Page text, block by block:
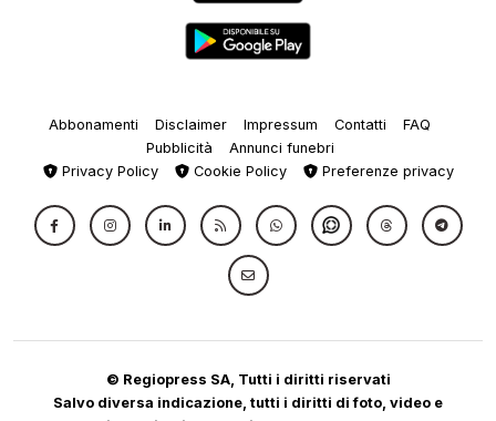
Abbonamenti Disclaimer Impressum Contatti
FAQ
Pubblicità
Annunci funebri
Privacy Policy
Cookie Policy Preferenze privacy
© Regiopress SA, Tutti i diritti riservati
Salvo diversa indicazione, tutti i diritti di foto, video e